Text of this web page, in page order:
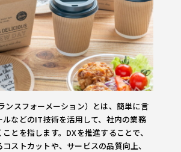
ンスフォーメーション）とは、簡単に言
ルなどのIT技術を活用して、社内の業務
とを指します。DXを推進することで、
ストカットや、サービスの品質向上、